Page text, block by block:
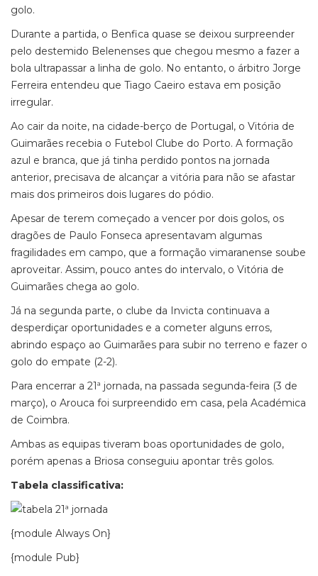
golo.
Durante a partida, o Benfica quase se deixou surpreender
pelo destemido Belenenses que chegou mesmo a fazer a
bola ultrapassar a linha de golo. No entanto, o árbitro Jorge
Ferreira entendeu que Tiago Caeiro estava em posição
irregular.
Ao cair da noite, na cidade-berço de Portugal, o Vitória de
Guimarães recebia o Futebol Clube do Porto. A formação
azul e branca, que já tinha perdido pontos na jornada
anterior, precisava de alcançar a vitória para não se afastar
mais dos primeiros dois lugares do pódio.
Apesar de terem começado a vencer por dois golos, os
dragões de Paulo Fonseca apresentavam algumas
fragilidades em campo, que a formação vimaranense soube
aproveitar. Assim, pouco antes do intervalo, o Vitória de
Guimarães chega ao golo.
Já na segunda parte, o clube da Invicta continuava a
desperdiçar oportunidades e a cometer alguns erros,
abrindo espaço ao Guimarães para subir no terreno e fazer o
golo do empate (2-2).
Para encerrar a 21ª jornada, na passada segunda-feira (3 de
março), o Arouca foi surpreendido em casa, pela Académica
de Coimbra.
Ambas as equipas tiveram boas oportunidades de golo,
porém apenas a Briosa conseguiu apontar três golos.
Tabela classificativa:
{module Always On}
{module Pub}